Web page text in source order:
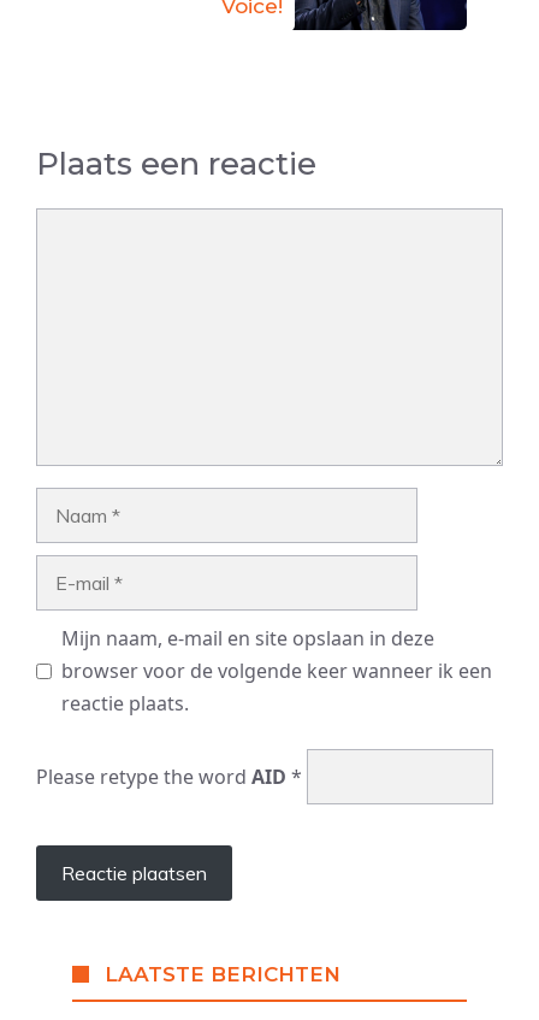
Voice!
Plaats een reactie
Mijn naam, e-mail en site opslaan in deze
browser voor de volgende keer wanneer ik een
reactie plaats.
Please retype the word AID *
LAATSTE BERICHTEN